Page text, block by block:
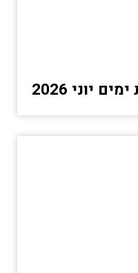
יוני 2026